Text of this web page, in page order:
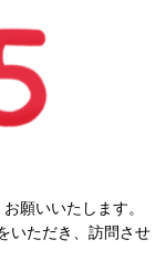
願いいたします。
いただき、訪問させ